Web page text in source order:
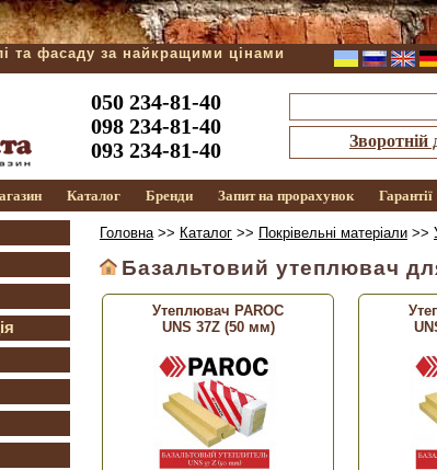
та фасаду за найкращими цінами
050 234-81-40
098 234-81-40
093 234-81-40
Зворотній
Каталог Бренди Запит на прорахунок Гарантії
Головна>> Каталог >> Покрівельні матеріали >>
Базальтовий утеплювач
Утеплювач PAROC
UNS 37Z (50 мм)